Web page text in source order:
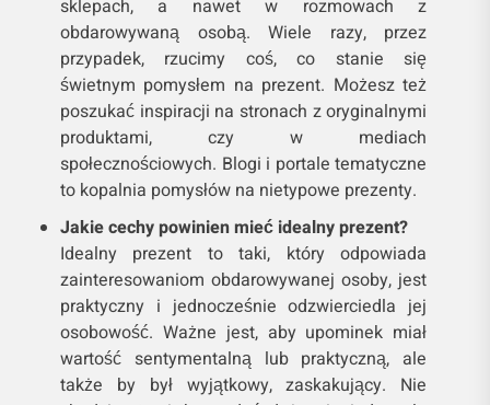
sklepach, a nawet w rozmowach z
obdarowywaną osobą. Wiele razy, przez
przypadek, rzucimy coś, co stanie się
świetnym pomysłem na prezent. Możesz też
poszukać inspiracji na stronach z oryginalnymi
produktami, czy w mediach
społecznościowych. Blogi i portale tematyczne
to kopalnia pomysłów na nietypowe prezenty.
Jakie cechy powinien mieć idealny prezent?
Idealny prezent to taki, który odpowiada
zainteresowaniom obdarowywanej osoby, jest
praktyczny i jednocześnie odzwierciedla jej
osobowość. Ważne jest, aby upominek miał
wartość sentymentalną lub praktyczną, ale
także by był wyjątkowy, zaskakujący. Nie